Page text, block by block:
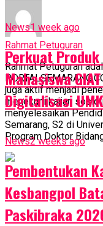
Rahmat Petuguran
Rahmat Petuguran
juga aktif menjadi
menekuni kajian
menyelesaikan
Semarang, S2 di
Program Doktor
News1 week ago
Perkuat
Mahasiswa
Digitalisasi
News2 weeks ago
Pembentukan
Kesbangpol
Paskibraka